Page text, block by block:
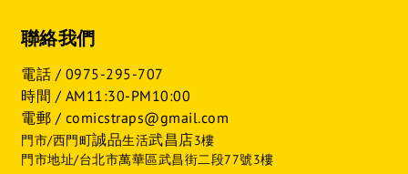
聯絡我們
電話 / 0975-295-707
時間 / AM11:30-PM10:00
電郵 / comicstraps@gmail.com
門市/西門町誠品生活武昌店3樓
門市地址/台北市萬華區武昌街二段77號3樓